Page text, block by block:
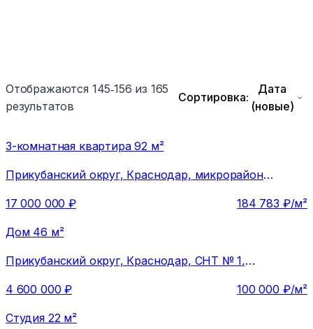
Отображаются 145‑156 из 165
результатов
Сортировка:
Дата
(новые)
3-комнатная квартира 92 м²
Прикубанский округ, Краснодар, микрорайон
17 000 000 ₽ 184 783 ₽/м²
Дом 46 м²
Прикубанский округ, Краснодар, СНТ № 1,
4 600 000 ₽ 100 000 ₽/м²
Студия 22 м²